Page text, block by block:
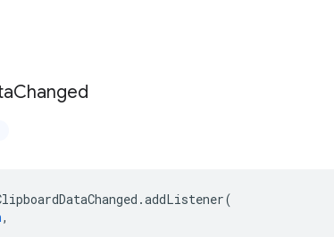
Changed
.addListener(
,